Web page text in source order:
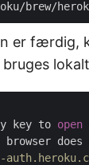
er færdig,
key to open
does